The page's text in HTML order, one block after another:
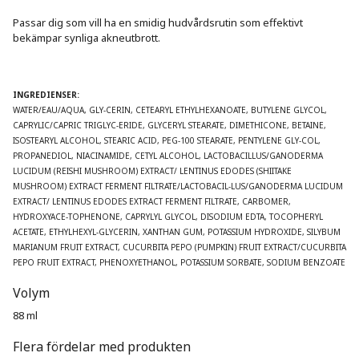
Passar dig som vill ha en smidig hudvårdsrutin som effektivt
bekämpar synliga akneutbrott.
INGREDIENSER:
WATER/EAU/AQUA, GLY-CERIN, CETEARYL ETHYLHEXANOATE, BUTYLENE GLYCOL,
CAPRYLIC/CAPRIC TRIGLYC-ERIDE, GLYCERYL STEARATE, DIMETHICONE, BETAINE,
ISOSTEARYL ALCOHOL, STEARIC ACID, PEG-100 STEARATE, PENTYLENE GLY-COL,
PROPANEDIOL, NIACINAMIDE, CETYL ALCOHOL, LACTOBACILLUS/GANODERMA
LUCIDUM (REISHI MUSHROOM) EXTRACT/ LENTINUS EDODES (SHIITAKE
MUSHROOM) EXTRACT FERMENT FILTRATE/LACTOBACIL-LUS/GANODERMA LUCIDUM
EXTRACT/ LENTINUS EDODES EXTRACT FERMENT FILTRATE, CARBOMER,
HYDROXYACE-TOPHENONE, CAPRYLYL GLYCOL, DISODIUM EDTA, TOCOPHERYL
ACETATE, ETHYLHEXYL-GLYCERIN, XANTHAN GUM, POTASSIUM HYDROXIDE, SILYBUM
MARIANUM FRUIT EXTRACT, CUCURBITA PEPO (PUMPKIN) FRUIT EXTRACT/CUCURBITA
PEPO FRUIT EXTRACT, PHENOXYETHANOL, POTASSIUM SORBATE, SODIUM BENZOATE
Volym
88 ml
Flera fördelar med produkten